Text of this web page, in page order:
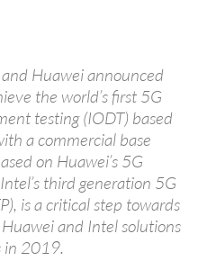
Huawei announced
the world’s first 5G
testing (IODT) based
a commercial base
on Huawei’s 5G
third generation 5G
is a critical step towards
and Intel solutions
in 2019.